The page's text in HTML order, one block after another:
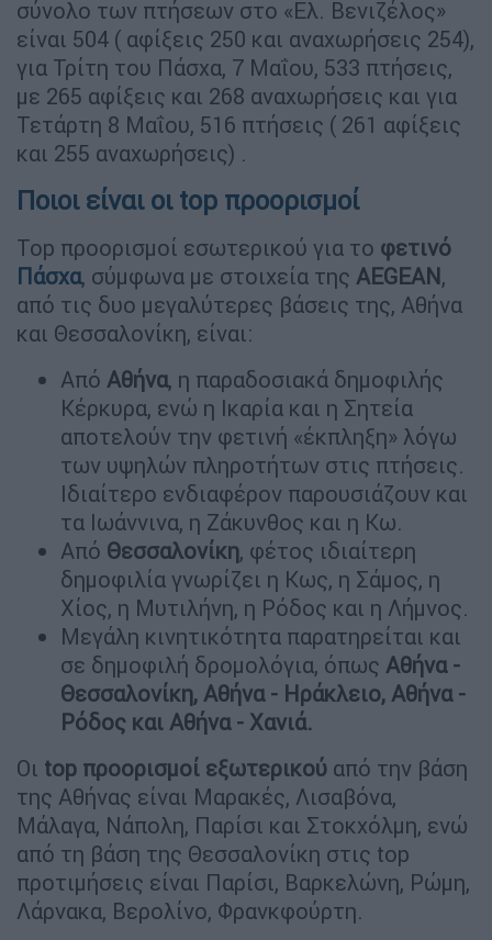
σύνολο των πτήσεων στο «Ελ. Βενιζέλος»
είναι 504 ( αφίξεις 250 και αναχωρήσεις 254),
για Τρίτη του Πάσχα, 7 Μαΐου, 533 πτήσεις,
με 265 αφίξεις και 268 αναχωρήσεις και για
Τετάρτη 8 Μαΐου, 516 πτήσεις ( 261 αφίξεις
και 255 αναχωρήσεις) .
Ποιοι είναι οι top προορισμοί
Top προορισμοί εσωτερικού για το φετινό
Πάσχα, σύμφωνα με στοιχεία της AEGEAN ,
από τις δυο μεγαλύτερες βάσεις της, Αθήνα
και Θεσσαλονίκη, είναι:
Από Αθήνα, η παραδοσιακά δημοφιλής
Κέρκυρα, ενώ η Ικαρία και η Σητεία
αποτελούν την φετινή «έκπληξη» λόγω
των υψηλών πληροτήτων στις πτήσεις.
Ιδιαίτερο ενδιαφέρον παρουσιάζουν και
τα Ιωάννινα, η Ζάκυνθος και η Κω.
Από Θεσσαλονίκη, φέτος ιδιαίτερη
δημοφιλία γνωρίζει η Κως, η Σάμος, η
Χίος, η Μυτιλήνη, η Ρόδος και η Λήμνος.
Μεγάλη κινητικότητα παρατηρείται και
σε δημοφιλή δρομολόγια, όπως Αθήνα -
Θεσσαλονίκη, Αθήνα - Ηράκλειο, Αθήνα -
Ρόδος και Αθήνα - Χανιά.
Οι top προορισμοί εξωτερικού από την βάση
της Αθήνας είναι Μαρακές, Λισαβόνα,
Μάλαγα, Νάπολη, Παρίσι και Στοκχόλμη, ενώ
από τη βάση της Θεσσαλονίκη στις top
προτιμήσεις είναι Παρίσι, Βαρκελώνη, Ρώμη,
Λάρνακα, Βερολίνο, Φρανκφούρτη.